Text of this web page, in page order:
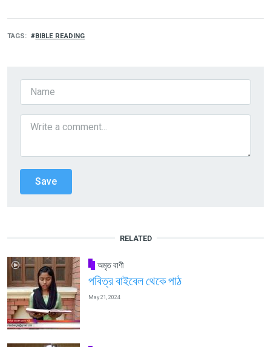
TAGS BIBLE READING
RELATED
অমৃত বাণী
পবিত্র বাইবেল থেকে পাঠ
May 21, 2024